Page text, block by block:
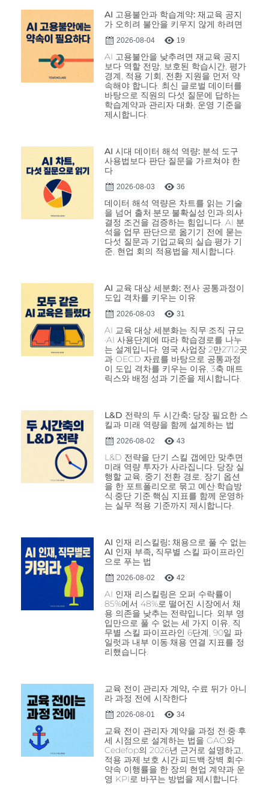
AI 고용불안과 학습계약: 재교육 공지
가 오히려 불안을 키우지 않게 하려면
2026-08-04 19
AI 고용불안을 낮추려면 재교육 공지
보다 역할 전망, 보호된 학습시간, 평가
경계, 적용 기회, 전환 지원을 먼저 약
속해야 합니다. 최신 글로벌 데이터를
바탕으로 직원의 다섯 질문에 답하는
학습계약과 관리자 대화, 운영 기준을
제시합니다.
AI 시대 데이터 해석 역량: 분석 도구
사용법보다 판단 질문을 가르쳐야 한
다
2026-08-03 36
데이터 해석 역량은 차트를 읽는 기술
을 넘어 출처·분모·불확실성·인과·의사
결정 조건을 검증하는 힘입니다. AI 분
석을 업무 판단으로 옮기기 전에 묻는
다섯 질문과 기업교육의 실습·평가 기
준, 현업 회의 적용법을 제시합니다.
AI 교육 대상 세분화: 전사 공통과정이
도입 격차를 키우는 이유
2026-08-03 31
AI 교육 대상 세분화는 직무·조직 규모
·AI 사용단계에 따라 학습경로를 나누
는 설계입니다. 영국 사업장 2만2712곳
과 OECD 자료를 바탕으로 공통과정
이 도입 격차를 키우는 이유, 3축 매트
릭스와 배정·성과 기준을 제시합니다.
L&D 전략의 두 시간축: 당장 필요한 스
킬과 미래 역량을 함께 설계하는 법
2026-08-02 43
L&D 전략을 단기 스킬 갭에만 맞추면
미래 역량 투자가 사라집니다. 당장 실
행할 교육, 중기 전환 경로, 장기 옵션
을 한 포트폴리오로 묶고 예산·학습방
식·중단 기준·핵심 지표를 함께 운영하
는 실무 적용 기준까지 제시합니다.
AI 인재 리스킬링: 채용으로 풀 수 없는
AI 인재 부족, 직무별 스킬 파이프라인
으로 푸는 법
2026-08-02 42
AI 인재 리스킬링은 오퍼 수락률이
85%에서 48%로 떨어진 시장에서 채
용 의존을 낮추는 전략입니다. 외부 영
입만으로 풀 수 없는 세 가지 이유, 직
무별 스킬 파이프라인 6단계, 90일 파
일럿과 내부 이동·채용 연결 지표를 정
리했습니다.
교육 전이 관리자 계약, 수료 뒤가 아니
라 과정 전에 시작한다
2026-08-01 34
교육 전이 관리자 계약을 과정 전·중·후
세 시점으로 설계하는 법을 GAO와
Cedefop의 2026년 근거로 설명하고,
적용 과제·보호 시간·피드백·장벽 회수·
약속 이행률을 한 장의 현업 계약과 운
영 KPI로 바꾸는 방법을 제시합니다.